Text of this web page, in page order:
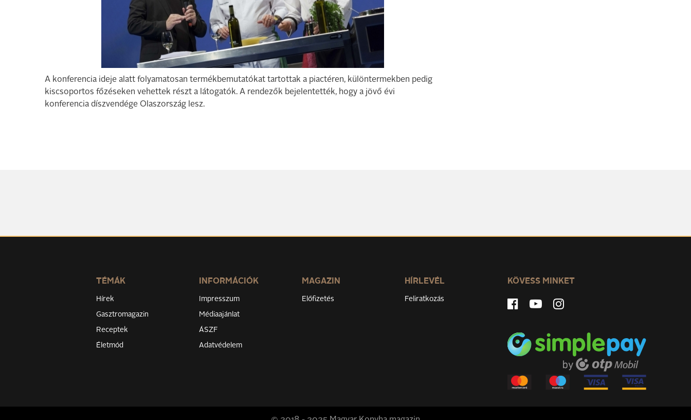
A konferencia ideje alatt folyamatosan termékbemutatókat tartottak a piactéren, különtermekben pedig
kiscsoportos főzéseken vehettek részt a látogatók. A rendezők bejelentették, hogy a jövő évi
konferencia díszvendége Olaszország lesz.
TÉMÁK
Hírek
Gasztromagazin
Receptek
Életmód
INFORMÁCIÓK
Impresszum
Médiaajánlat
ÁSZF
Adatvédelem
MAGAZIN
Előfizetés
HÍRLEVÉL
Feliratkozás
KÖVESS MINKET